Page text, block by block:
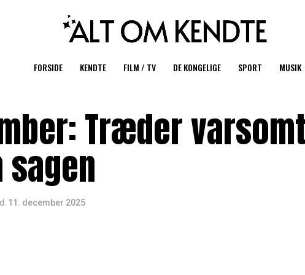
FORSIDE KENDTE FILM / TV DE KONGELIGE SPORT MUSIK
Træder
d. 11. december 2025